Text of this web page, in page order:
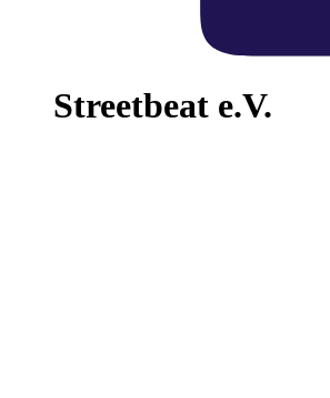
Streetbeat e.V.